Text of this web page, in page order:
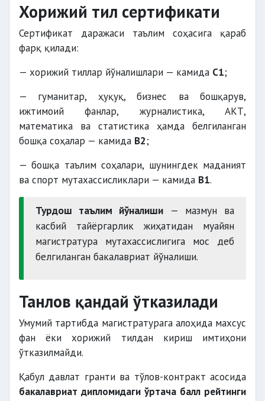
Хорижий тил сертификати
Сертификат даражаси таълим соҳасига қараб
фарқ қилади:
— хорижий тиллар йўналишлари — камида C1;
— гуманитар, ҳуқуқ, бизнес ва бошқарув,
ижтимоий фанлар, журналистика, АКТ,
математика ва статистика ҳамда белгиланган
бошқа соҳалар — камида B2;
— бошқа таълим соҳалари, шунингдек маданият
ва спорт мутахассисликлари — камида B1.
Турдош таълим йўналиши — мазмун ва
касбий тайёргарлик жиҳатидан муайян
магистратура мутахассислигига мос деб
белгиланган бакалавриат йўналиши.
Танлов қандай ўтказилади
Умумий тартибда магистратурага алоҳида махсус
фан ёки хорижий тилдан кириш имтиҳони
ўтказилмайди.
Қабул давлат гранти ва тўлов-контракт асосида
бакалавриат дипломидаги ўртача балл рейтинги